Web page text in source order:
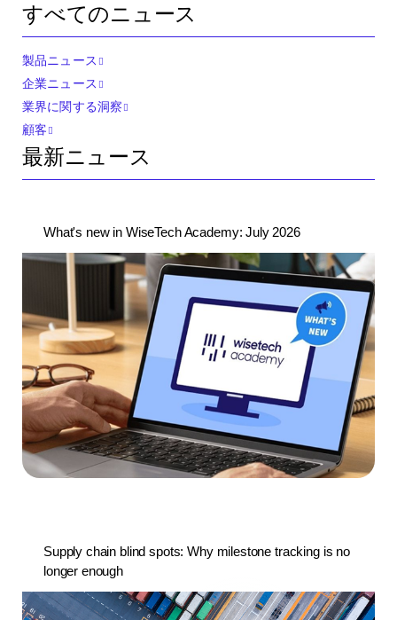
すべてのニュース
製品ニュース
企業ニュース
業界に関する洞察
顧客
最新ニュース
What's new in WiseTech Academy: July 2026
Supply chain blind spots: Why milestone tracking is no
longer enough